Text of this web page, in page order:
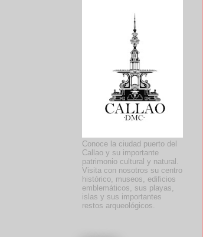
Conoce la ciudad puerto del
Callao y su importante
patrimonio cultural y natural.
Visita con nosotros su centro
histórico, museos, edificios
emblemáticos, sus playas,
islas y sus importantes
restos arqueológicos.